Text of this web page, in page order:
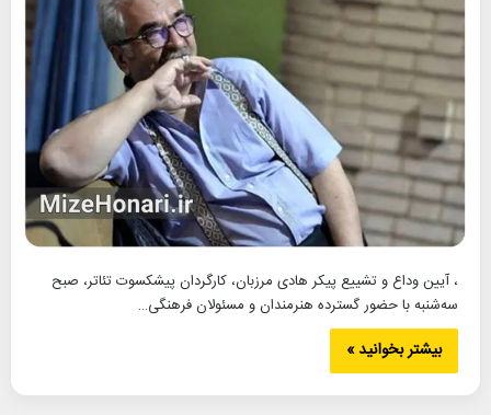
، آیین وداع و تشییع پیکر هادی مرزبان، کارگردان پیشکسوت تئاتر، صبح
سه‌شنبه با حضور گسترده هنرمندان و مسئولان فرهنگی…
بیشتر بخوانید »